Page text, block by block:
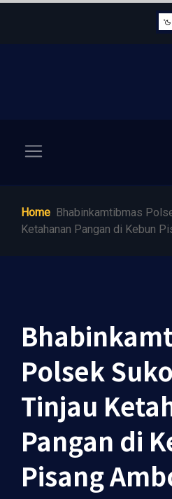
Home Bhabinkamtibmas
Ketahanan Pangan di Kebun
Polsek
Tinjau
Pangan di
Pisang